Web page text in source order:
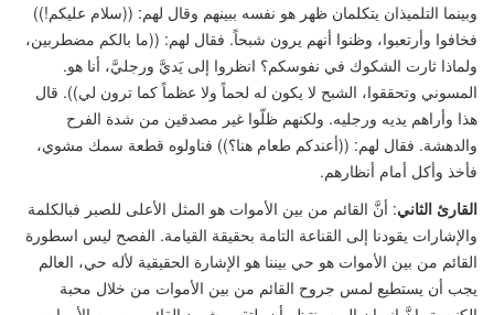
وبينما التلميذان يتكلمان ظهر هو نفسه ببينهم وقال لهم: ((سلام عليكم!))
فخافوا وأرتعبوا، وظنوا أنهم يرون شبحاً. فقال لهم: ((ما بالكم مضطربين،
ولماذا ثارت الشكوك في نفوسكم؟ انظروا إلى يَديَّ ورجليَّ، أنا هو.
المسوني وتحققوا، الشبح لا يكون له لحماً ولا عظماً كما ترون لي)). قال
هذا وأراهم يديه ورجليه. ولكنهم ظلّوا غير مصدقين من شدة الفرح
والدهشة. فقال لهم: ((أعندكم طعام هنا؟)) فناولوه قطعة سمك مشوي،
فأخذ وأكل أمام أنظارهم.
القارئ الثاني: أنَّ القائم من بين الأموات هو المثل الأعلى للصبر فبالكلمة
والإشارات يقودنا إلى القناعة التامة بحقيقة القيامة. الفصح ليس اسطورة
القائم من بين الأموات هو حي بيننا هو الإشارة الحقيقية لأله حي، العالم
يجب أن يستطيع لمس جروح القائم من بين الأموات من خلال محبة